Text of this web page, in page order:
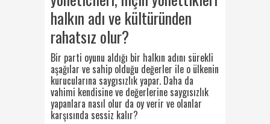
halkın adı ve kültüründen
rahatsız olur?
Bir parti oyunu aldığı bir halkın adını sürekli
aşağılar ve sahip olduğu değerler ile o ülkenin
kurucularına saygısızlık yapar. Daha da
vahimi kendisine ve değerlerine saygısızlık
yapanlara nasıl olur da oy verir ve olanlar
karşısında sessiz kalır?